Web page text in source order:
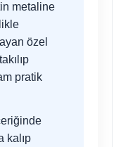
metaline
özel
pratik
kalıp